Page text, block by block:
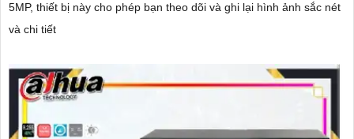
5MP, thiết bị này cho phép bạn theo dõi và ghi lại hình ảnh sắc nét
và chi tiết